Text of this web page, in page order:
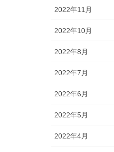
2022年11月
2022年10月
2022年8月
2022年7月
2022年6月
2022年5月
2022年4月